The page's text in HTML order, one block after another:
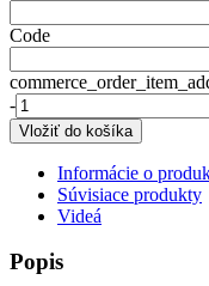
Code
-
Informácie o
Súvisiace produkty
Videá
Popis